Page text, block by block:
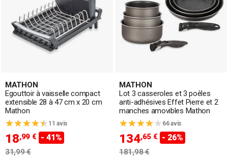
MATHON
Egouttoir à vaisselle compact
extensible 28 à 47 cm x 20 cm
Mathon
11 avis
18,99 € - 41%
31,99 €
MATHON
Lot 3 casseroles et 3 poêles
anti-adhésives Effet Pierre et 2
manches amovibles Mathon
66 avis
134,65 € - 26%
181,98 €